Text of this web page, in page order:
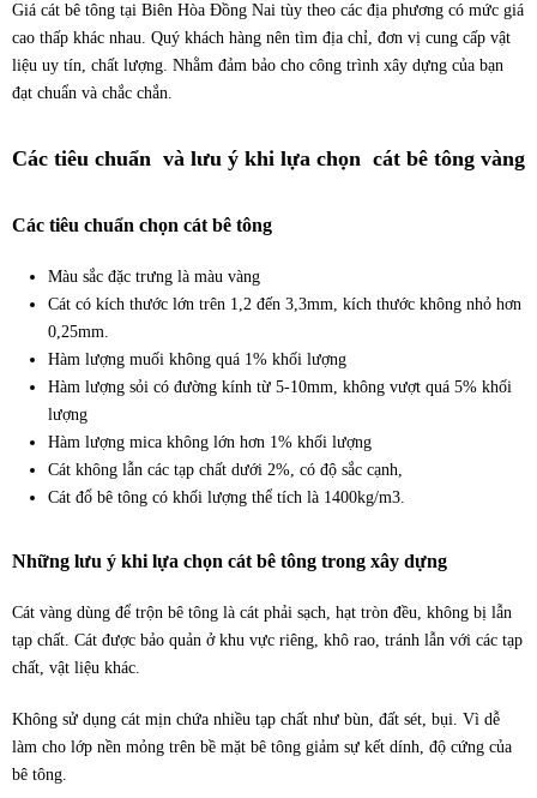
Giá cát bê tông tại Biên Hòa Đồng Nai tùy theo các địa phương có mức giá
cao thấp khác nhau. Quý khách hàng nên tìm địa chỉ, đơn vị cung cấp vật
liệu uy tín, chất lượng. Nhằm đảm bảo cho công trình xây dựng của bạn
đạt chuẩn và chắc chắn.
Các tiêu chuẩn và lưu ý khi lựa chọn cát bê tông vàng
Các tiêu chuẩn chọn cát bê tông
Màu sắc đặc trưng là màu vàng
Cát có kích thước lớn trên 1,2 đến 3,3mm, kích thước không nhỏ hơn
0,25mm.
Hàm lượng muối không quá 1% khối lượng
Hàm lượng sỏi có đường kính từ 5-10mm, không vượt quá 5% khối
lượng
Hàm lượng mica không lớn hơn 1% khối lượng
Cát không lẫn các tạp chất dưới 2%, có độ sắc cạnh,
Cát đổ bê tông có khối lượng thể tích là 1400kg/m3.
Những lưu ý khi lựa chọn cát bê tông trong xây dựng
Cát vàng dùng để trộn bê tông là cát phải sạch, hạt tròn đều, không bị lẫn
tạp chất. Cát được bảo quản ở khu vực riêng, khô rao, tránh lẫn với các tạp
chất, vật liệu khác.
Không sử dụng cát mịn chứa nhiều tạp chất như bùn, đất sét, bụi. Vì dễ
làm cho lớp nền mỏng trên bề mặt bê tông giảm sự kết dính, độ cứng của
bê tông.